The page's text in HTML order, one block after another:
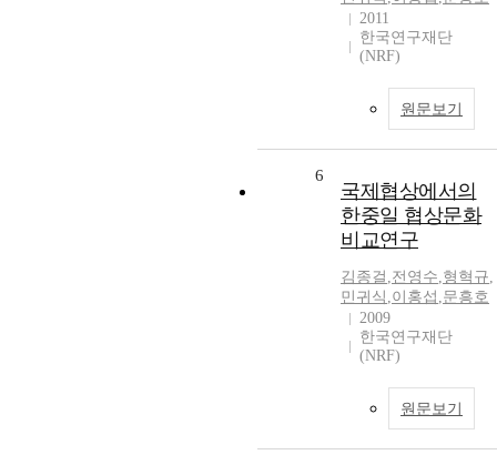
2011
한국연구재단
(NRF)
원문보기
6
국제협상에서의
한중일 협상문화
비교연구
김종걸 ,전영수,형혁규,
민귀식 ,이홍섭 ,문흥호
2009
한국연구재단
(NRF)
원문보기